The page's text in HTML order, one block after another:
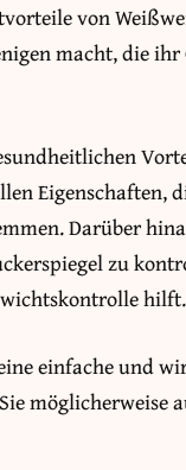
von
macht, die
Eigenschaften,
Darüber
zu
hilft.
einfache und
möglicherweise